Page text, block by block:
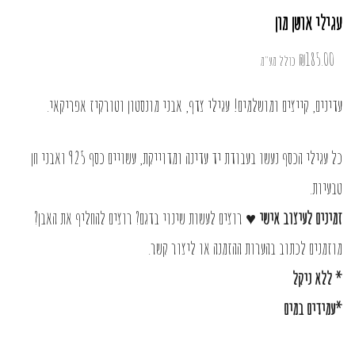
עגילי אושן מון
₪185.00 כולל מע"מ
עדינים, קייצים ומושלמים! עגילי צדף, אבני מונסטון וטורקיז אפריקאי.
כל עגילי הכסף נעשו בעבודת יד עדינה ומדוייקת, עשויים כסף 925 ואבני חן
טבעיות.
זמינים לעיצוב אישי ♥ רוצים לעשות שינוי בדגם? רוצים להחליף את האבן?
מוזמנים לכתוב בהערות ההזמנה או ליצור קשר
* ללא ניקל
*עמידים במים